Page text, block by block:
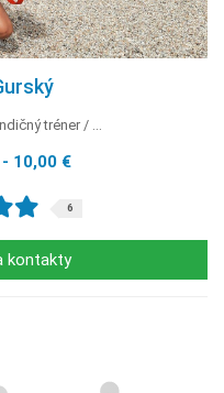
tréner ...
10,00 €
6
kontakty